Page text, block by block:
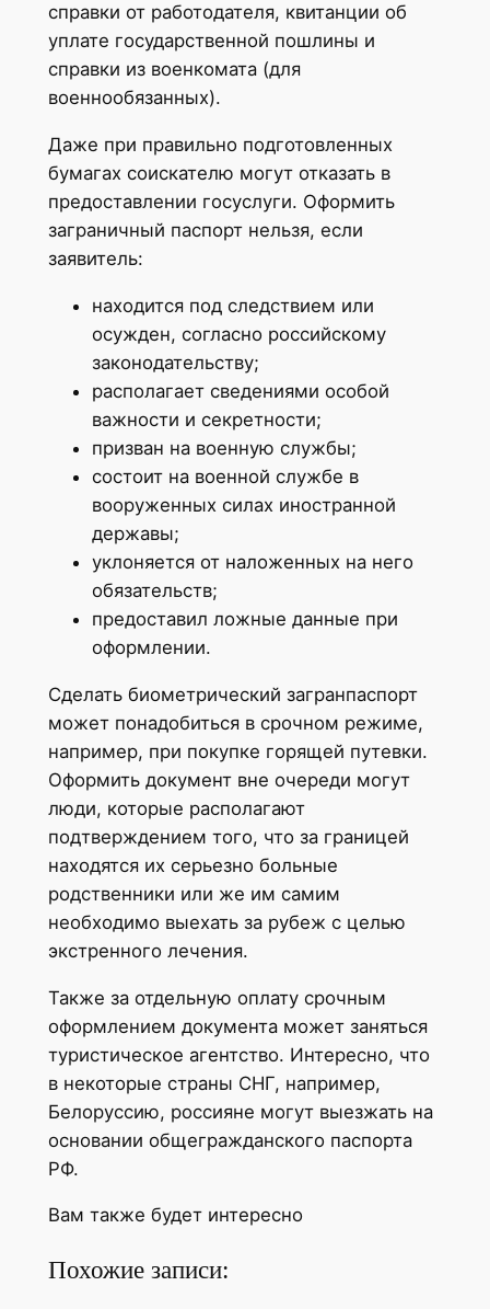
справки от работодателя, квитанции об
уплате государственной пошлины и
справки из военкомата (для
военнообязанных).
Даже при правильно подготовленных
бумагах соискателю могут отказать в
предоставлении госуслуги. Оформить
заграничный паспорт нельзя, если
заявитель:
находится под следствием или
осужден, согласно российскому
законодательству;
располагает сведениями особой
важности и секретности;
призван на военную службы;
состоит на военной службе в
вооруженных силах иностранной
державы;
уклоняется от наложенных на него
обязательств;
предоставил ложные данные при
оформлении.
Сделать биометрический загранпаспорт
может понадобиться в срочном режиме,
например, при покупке горящей путевки.
Оформить документ вне очереди могут
люди, которые располагают
подтверждением того, что за границей
находятся их серьезно больные
родственники или же им самим
необходимо выехать за рубеж с целью
экстренного лечения.
Также за отдельную оплату срочным
оформлением документа может заняться
туристическое агентство. Интересно, что
в некоторые страны СНГ, например,
Белоруссию, россияне могут выезжать на
основании общегражданского паспорта
РФ.
Вам также будет интересно
Похожие записи: